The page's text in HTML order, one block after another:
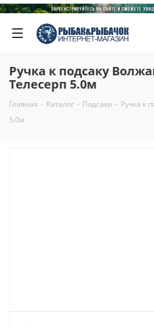
Ручка к подсаку
Телесерп 5.0м
Главная - Каталог - Подсаки - Ручка к
5.0м